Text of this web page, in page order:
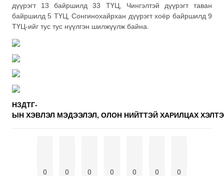
дүүрэгт 13 байршилд 33 ТҮЦ, Чингэлтэй дүүрэгт таван
байршилд 5 ТҮЦ, Сонгинохайрхан дүүрэгт хоёр байршилд 9
ТҮЦ-ийг тус тус нүүлгэн шилжүүлж байна.
НЗДТГ-
ЫН ХЭВЛЭЛ МЭДЭЭЛЭЛ, ОЛОН НИЙТТЭЙ ХАРИЛЦАХ
0 0 0 0 0 0 0